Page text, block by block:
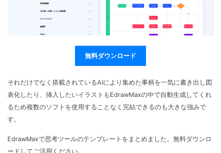
無料ダウンロード
それだけでなく搭載されているAIにより集めた事柄を一気に書き出し図
表化したり、挿入したいイラストもEdrawMaxの中で自動生成してくれ
るため複数のソフトを使用することなく完結できるのも大きな強みで
す。
EdrawMaxで思考ツールのテンプレートをまとめました。無料ダウンロ
ードしてご活用ください。